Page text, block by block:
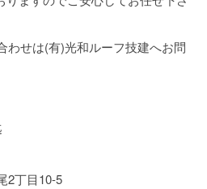
わせは(有)光和ルーフ技建へお問
2丁目10-5